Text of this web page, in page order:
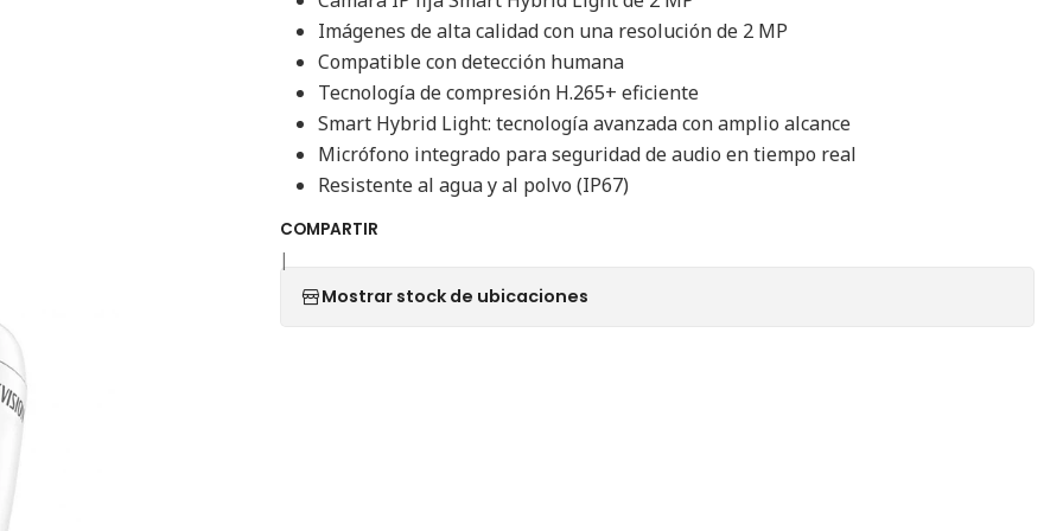
Imágenes de alta calidad con una resolución de 2 MP
Compatible con detección humana
Tecnología de compresión H.265+ eficiente
Smart Hybrid Light: tecnología avanzada con amplio alcance
Micrófono integrado para seguridad de audio en tiempo real
Resistente al agua y al polvo (IP67)
COMPARTIR
|
Mostrar stock de ubicaciones